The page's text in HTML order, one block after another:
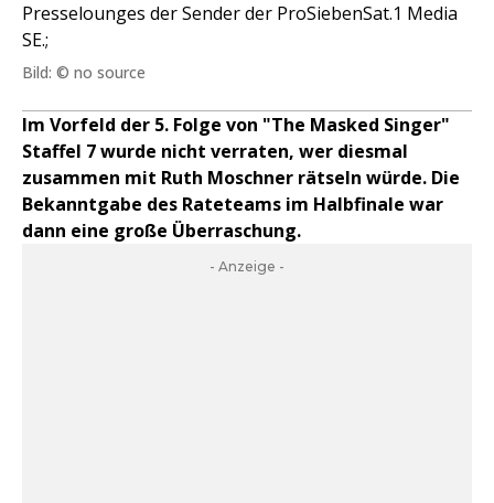
Presselounges der Sender der ProSiebenSat.1 Media
SE.;
Bild: © no source
Im Vorfeld der 5. Folge von "The Masked Singer"
Staffel 7 wurde nicht verraten, wer diesmal
zusammen mit Ruth Moschner rätseln würde. Die
Bekanntgabe des Rateteams im Halbfinale war
dann eine große Überraschung.
- Anzeige -